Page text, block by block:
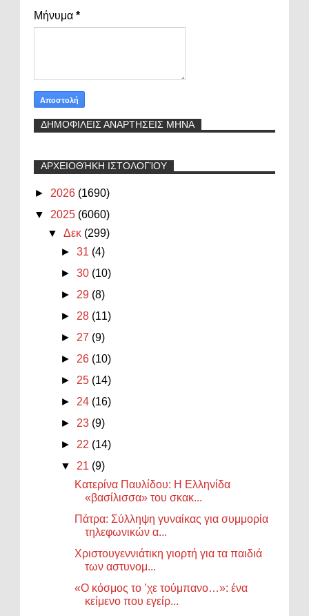
Μήνυμα *
ΔΗΜΟΦΙΛΕΙΣ ΑΝΑΡΤΗΣΕΙΣ ΜΗΝΑ
ΑΡΧΕΙΟΘΉΚΗ ΙΣΤΟΛΟΓΊΟΥ
► 2026 (1690)
▼ 2025 (6060)
▼Δεκ (299)
►31 (4)
►30 (10)
►29 (8)
►28 (11)
►27 (9)
►26 (10)
►25 (14)
►24 (16)
►23 (9)
►22 (14)
▼21 (9)
Κατερίνα Παυλίδου: Η Ελληνίδα
«βασίλισσα» του σκακ...
Πάτρα: Σύλληψη γυναίκας για συμμορία
τηλεφωνικών α...
Χριστουγεννιάτικη γιορτή για τα παιδιά
των αστυνομ...
«Ο κόσμος το ’χε τούμπανο…»: ένα
κείμενο που εγείρ...